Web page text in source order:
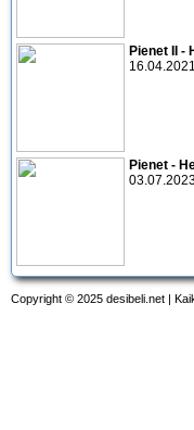
Pienet II -
16.04.2021
Pienet -
Copyright © 2025 desibeli.net |